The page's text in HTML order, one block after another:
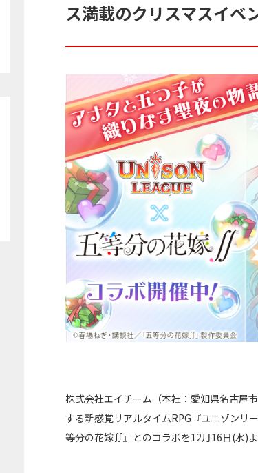
ス満載のクリスマスイベ
株式会社エイチーム（本社：愛知県名古屋
する新感覚リアルタイムRPG『ユニゾンリ
等分の花嫁∬』とのコラボを12月16日(水)よ